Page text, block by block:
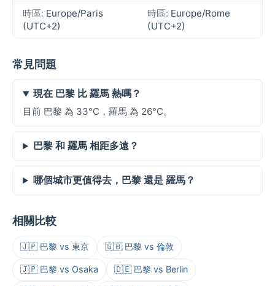
時區: Europe/Paris
(UTC+2)
時區: Europe/Rome
(UTC+2)
常見問題
現在 巴黎 比 羅馬 熱嗎？
目前 巴黎 為 33°C，羅馬 為 26°C。
巴黎 和 羅馬 相距多遠？
哪個城市更值得去，巴黎 還是 羅馬？
相關比較
🇯🇵 巴黎 vs 東京 🇬🇧 巴黎 vs 倫敦
🇯🇵 巴黎 vs Osaka 🇩🇪 巴黎 vs Berlin